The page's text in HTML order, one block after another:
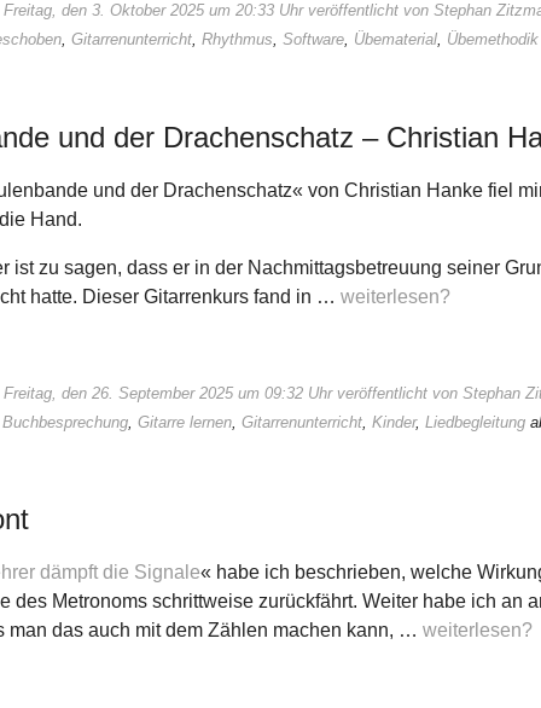
den 3. Oktober 2025 um 20:33 Uhr veröffentlicht von Stephan
, Gitarrenunterricht, Rhythmus, Software, Übematerial, Übemethodik
und der Drachenschatz – Christian
und der Drachenschatz« von Christian Hanke fiel
Hand.
ist zu sagen, dass er in der Nachmittagsbetreuung seiner
hatte. Dieser Gitarrenkurs fand in … weiterlesen?
den 26. September 2025 um 09:32 Uhr veröffentlicht von Stephan
Buchbesprechung Gitarre lernen Gitarrenunterricht Kinder, Liedbegleitung
dämpft die Signale« habe ich beschrieben, welche
des Metronoms schrittweise zurückfährt. Weiter habe ich an
man das auch mit dem Zählen machen kann, … weiterlesen?